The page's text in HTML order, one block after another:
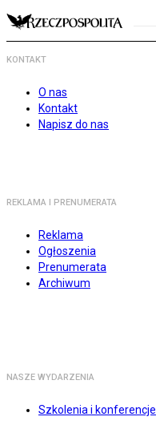
KONTAKT
O nas
Kontakt
Napisz do nas
REKLAMA I PRENUMERATA
Reklama
Ogłoszenia
Prenumerata
Archiwum
NASZE WYDARZENIA
Szkolenia i konferencje